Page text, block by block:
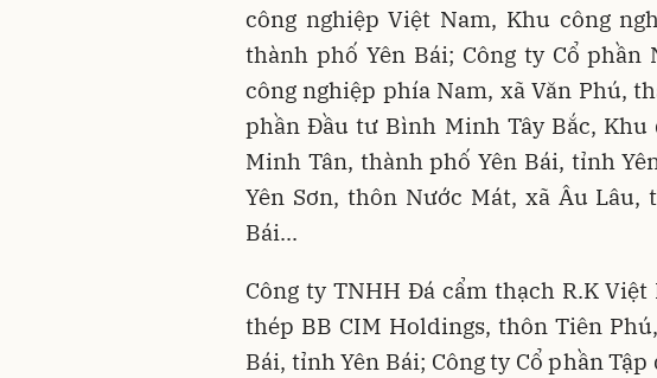
công nghiệp Việt Nam, Khu công
thành phố Yên Bái; Công ty Cổ phần
công nghiệp phía Nam, xã Văn Phú,
phần Đầu tư Bình Minh Tây Bắc,
Minh Tân, thành phố Yên Bái, tỉnh
Yên Sơn, thôn Nước Mát, xã Âu Lâu,
Bái...
Công ty TNHH Đá cẩm thạch R.K Việt
thép BB CIM Holdings, thôn Tiên
Bái, tỉnh Yên Bái; Công ty Cổ phần